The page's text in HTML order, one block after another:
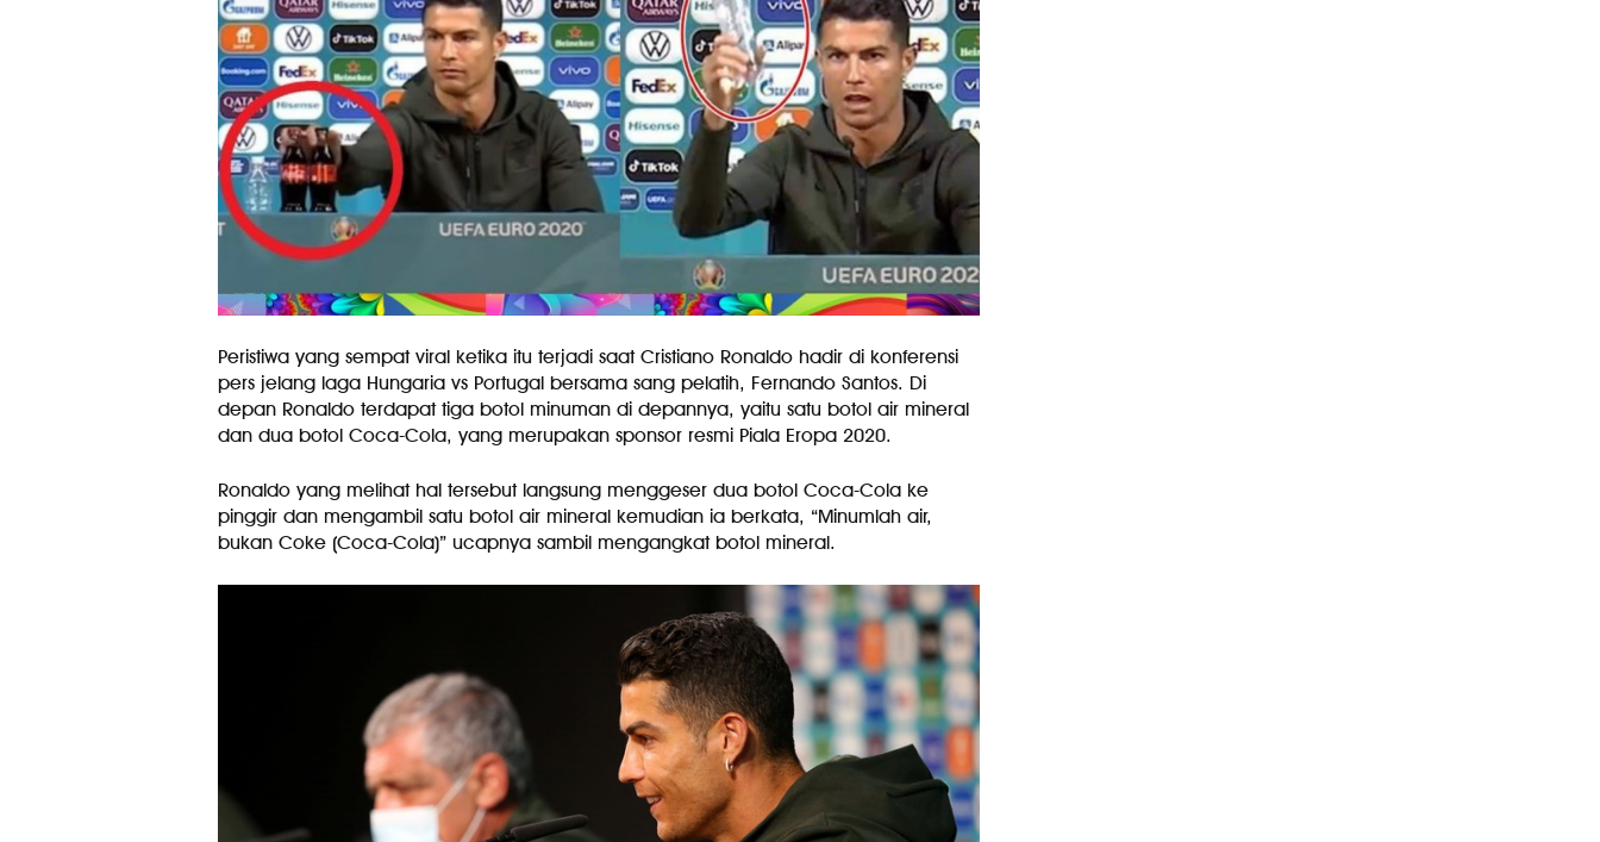
Peristiwa yang sempat viral ketika itu terjadi saat Cristiano Ronaldo hadir di konferensi
pers jelang laga Hungaria vs Portugal bersama sang pelatih, Fernando Santos. Di
depan Ronaldo terdapat tiga botol minuman di depannya, yaitu satu botol air mineral
dan dua botol Coca-Cola, yang merupakan sponsor resmi Piala Eropa 2020.
Ronaldo yang melihat hal tersebut langsung menggeser dua botol Coca-Cola ke
pinggir dan mengambil satu botol air mineral kemudian ia berkata, “Minumlah air,
bukan Coke (Coca-Cola)” ucapnya sambil mengangkat botol mineral.